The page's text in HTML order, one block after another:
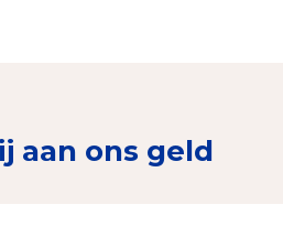
aan ons geld